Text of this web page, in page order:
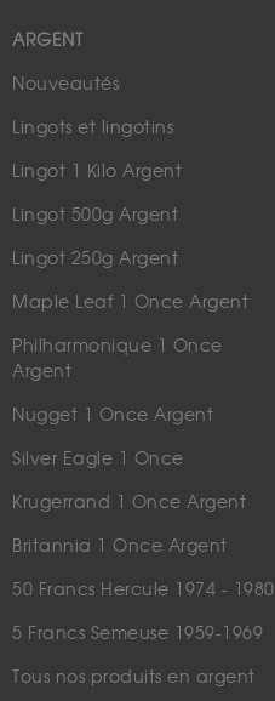
ARGENT
Nouveautés
Lingots et lingotins
Lingot 1 Kilo Argent
Lingot 500g Argent
Lingot 250g Argent
Maple Leaf 1 Once Argent
Philharmonique 1 Once
Argent
Nugget 1 Once Argent
Silver Eagle 1 Once
Krugerrand 1 Once Argent
Britannia 1 Once Argent
50 Francs Hercule 1974 - 1980
5 Francs Semeuse 1959-1969
Tous nos produits en argent